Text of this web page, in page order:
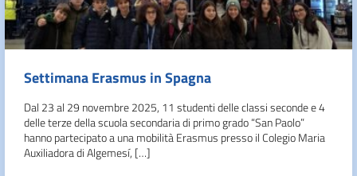
Settimana Erasmus in Spagna
Dal 23 al 29 novembre 2025, 11 studenti delle classi seconde e 4
delle terze della scuola secondaria di primo grado “San Paolo”
hanno partecipato a una mobilità Erasmus presso il Colegio Maria
Auxiliadora di Algemesí, […]